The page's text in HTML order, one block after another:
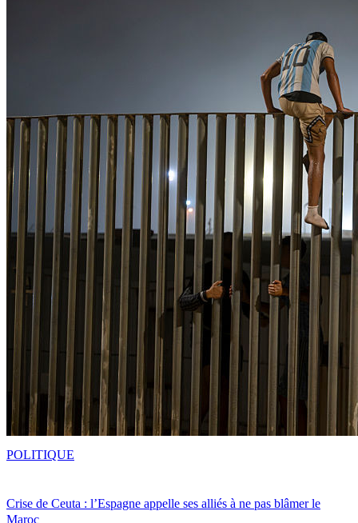
Crise de Ceuta : l’Espagne appelle ses alliés à ne pas blâmer le
Maroc
POLITIQUE